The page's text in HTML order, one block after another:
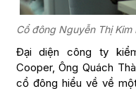
Cổ đông Nguyễn Thị
Đại diện công ty
Cooper, Ông Quách
cổ đông hiểu về về